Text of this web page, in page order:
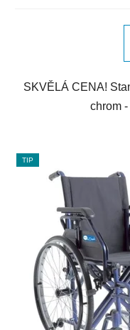
SKVĚLÁ CENA!
chrom
TIP